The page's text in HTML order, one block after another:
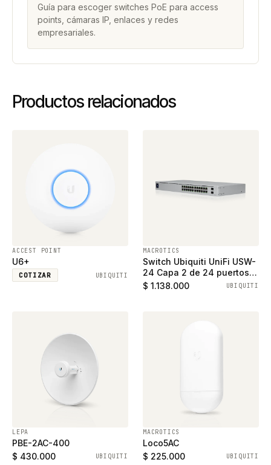
Guía para escoger switches PoE para access
points, cámaras IP, enlaces y redes
empresariales.
Productos relacionados
ACCEST POINT
U6+
COTIZAR UBIQUITI
MACROTICS
Switch Ubiquiti UniFi USW-
24 Capa 2 de 24 puertos
ethernet gigabit y 2
$ 1.138.000 UBIQUITI
LEPA
PBE-2AC-400
$ 430.000
UBIQUITI
MACROTICS
Loco5AC
$ 225.000
UBIQUITI